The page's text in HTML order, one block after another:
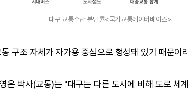
대구 교통수단 분담률<국가교통데이터베이스>
구조 자체가 자가용 중심으로 형성돼 있기 때문이
은 박사(교통)는 "대구는 다른 도시에 비해 도로 체